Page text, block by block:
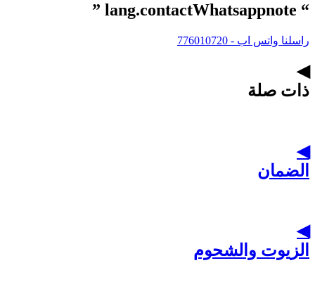
“ lang.contactWhatsappnote ”
راسلنا واتس اب - 776010720
◀
ذات صلة
◀
الضمان
◀
الزيوت والشحوم